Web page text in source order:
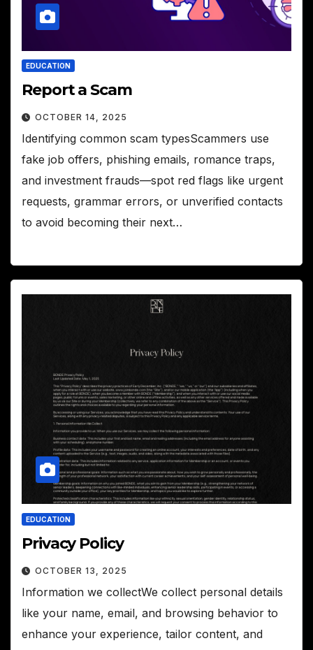
EDUCATION
Report a Scam
OCTOBER 14, 2025
Identifying common scam typesScammers use
fake job offers, phishing emails, romance traps,
and investment frauds—spot red flags like urgent
requests, grammar errors, or unverified contacts
to avoid becoming their next…
EDUCATION
Privacy Policy
OCTOBER 13, 2025
Information we collectWe collect personal details
like your name, email, and browsing behavior to
enhance your experience, tailor content, and